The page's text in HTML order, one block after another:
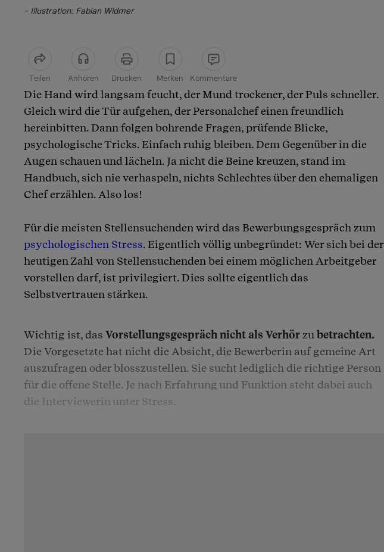
– Illustration: Fabian Widmer
Teilen Anhören Drucken Merken Kommentare
Artikel teilen
Die Hand wird langsam feucht, der Mund trockener, der Puls schneller.
Gleich wird die Tür aufgehen, der Personalchef einen freundlich
hereinbitten. Dann folgen bohrende Fragen, prüfende Blicke,
psychologische Tricks. Einfach ruhig bleiben. Dem Gegenüber in die
Augen schauen und lächeln. Ja nicht die Beine kreuzen, stand im
Handbuch, sich nie verhaspeln, nichts Schlechtes über den ehemaligen
Chef erzählen. Also los!
Für die meisten Stellensuchenden wird das Bewerbungsgespräch zum
psychologischen Stress. Eigentlich völlig unbegründet: Wer sich bei der
heutigen Zahl von Stellensuchenden bei einem möglichen Arbeitgeber
vorstellen darf, ist privilegiert. Dies sollte eigentlich das
Selbstvertrauen stärken.
Wichtig ist, das Vorstellungsgespräch nicht als Verhör zubetrachten.
Die Vorgesetzte hat nicht die Absicht, die Bewerberin auf gemeine Art
auszufragen oder blosszustellen. Sie sucht lediglich die richtige Person
für die offene Stelle. Je nach Erfahrung und Funktion steht dabei auch
die Interviewerin unter Stress.